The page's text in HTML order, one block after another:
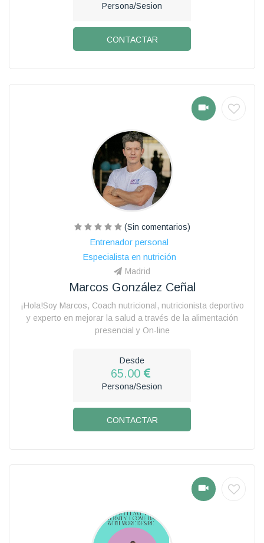
Persona/Sesion
CONTACTAR
(Sin comentarios)
Entrenador personal
Especialista en nutrición
Madrid
Marcos González Ceñal
¡Hola!Soy Marcos, Coach nutricional, nutricionista deportivo
y experto en mejorar la salud a través de la alimentación
presencial y On-line
Desde
65.00
Persona/Sesion
CONTACTAR